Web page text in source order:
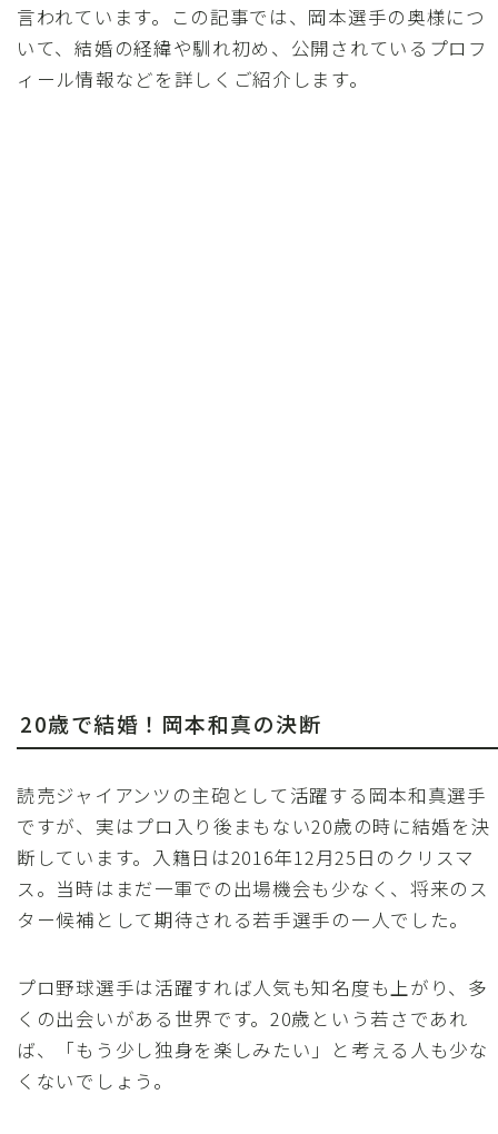
言われています。この記事では、岡本選手の奥様につ
いて、結婚の経緯や馴れ初め、公開されているプロフ
ィール情報などを詳しくご紹介します。
20歳で結婚！岡本和真の決断
読売ジャイアンツの主砲として活躍する岡本和真選手
ですが、実はプロ入り後まもない20歳の時に結婚を決
断しています。入籍日は2016年12月25日のクリスマ
ス。当時はまだ一軍での出場機会も少なく、将来のス
ター候補として期待される若手選手の一人でした。
プロ野球選手は活躍すれば人気も知名度も上がり、多
くの出会いがある世界です。20歳という若さであれ
ば、「もう少し独身を楽しみたい」と考える人も少な
くないでしょう。